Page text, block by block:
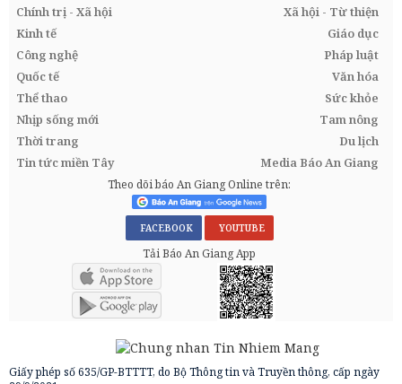
Chính trị - Xã hội
Xã hội - Từ thiện
Kinh tế
Giáo dục
Công nghệ
Pháp luật
Quốc tế
Văn hóa
Thể thao
Sức khỏe
Nhịp sống mới
Tam nông
Thời trang
Du lịch
Tin tức miền Tây
Media Báo An Giang
Theo dõi báo An Giang Online trên:
FACEBOOK YOUTUBE
Tải Báo An Giang App
Giấy phép số 635/GP-BTTTT, do Bộ Thông tin và Truyền thông, cấp ngày